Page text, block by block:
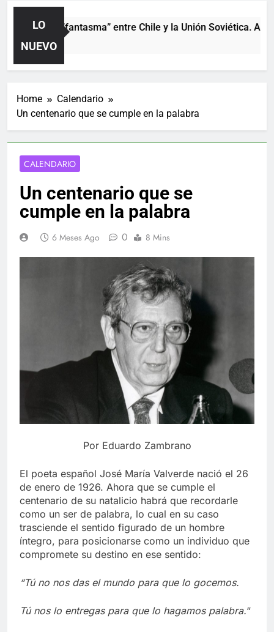
LO
NUEVO
partido “fantasma” entre Chile y la Unión Soviética. Año
Ago
Home
Calendario
Un centenario que se cumple en la palabra
CALENDARIO
Un centenario que se
cumple en la palabra
6 Meses Ago 0 8 Mins
Por Eduardo Zambrano
El poeta español José María Valverde nació el 26
de enero de 1926. Ahora que se cumple el
centenario de su natalicio habrá que recordarle
como un ser de palabra, lo cual en su caso
trasciende el sentido figurado de un hombre
íntegro, para posicionarse como un individuo que
compromete su destino en ese sentido:
“Tú no nos das el mundo para que lo gocemos.
Tú nos lo entregas para que lo hagamos palabra.“